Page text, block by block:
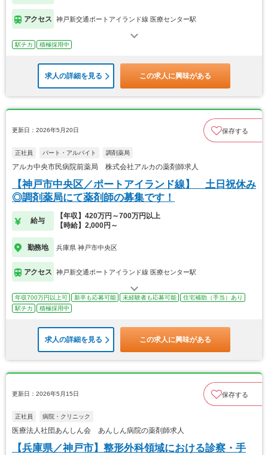
アクセス 神戸新交通ポートアイランド線 医療センター駅
駅チカ 積極採用中
求人の詳細を見る この求人に興味がある
更新日：2026年5月20日 保存する
正社員 パート・アルバイト 調剤薬局
アルカ中央市民病院前薬局 株式会社アルカの薬剤師求人
【神戸市中央区／ポートアイランド線】 土日祝休み
◎調剤薬局にて薬剤師の募集です！
給与
【年収】420万円～700万円以上
【時給】2,000円～
勤務地 兵庫県 神戸市中央区
アクセス 神戸新交通ポートアイランド線 医療センター駅
年収700万円以上可 新卒も応募可能 未経験者も応募可能
住宅補助（手当）あり
駅チカ
積極採用中
求人の詳細を見る この求人に興味がある
更新日：2026年5月15日 保存する
正社員 病院・クリニック
医療法人社団あんしん会 あんしん病院の薬剤師求人
【兵庫県／神戸市】整形外科領域における診察・手